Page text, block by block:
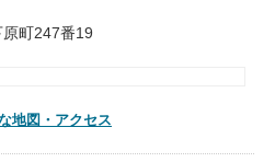
町247番19
地図・アクセス